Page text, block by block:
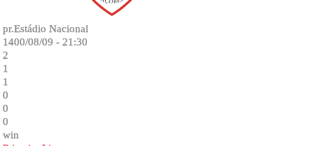
pr.Estádio Nacional
1400/08/09 - 21:30
2
1
1
0
0
0
win